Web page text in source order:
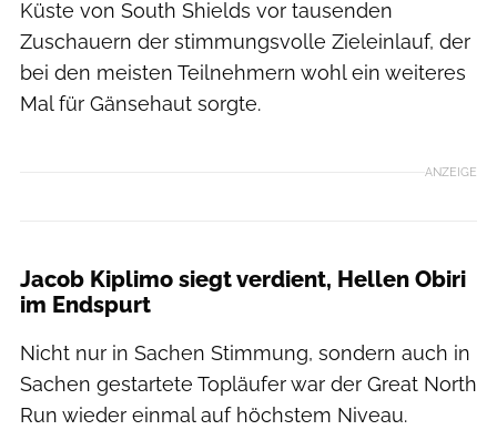
Küste von South Shields vor tausenden
Zuschauern der stimmungsvolle Zieleinlauf, der
bei den meisten Teilnehmern wohl ein weiteres
Mal für Gänsehaut sorgte.
ANZEIGE
Jacob Kiplimo siegt verdient, Hellen Obiri
im Endspurt
Nicht nur in Sachen Stimmung, sondern auch in
Sachen gestartete Topläufer war der Great North
Run wieder einmal auf höchstem Niveau.